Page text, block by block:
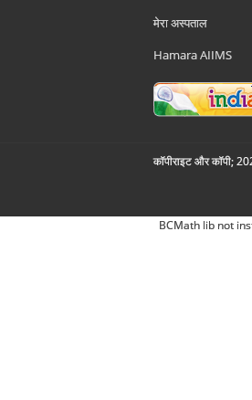
मेरा अस्पताल
Hamara AIIMS
कॉपीराइट और कॉपी;
BCMath lib not